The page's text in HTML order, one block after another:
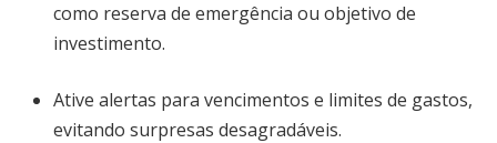
como reserva de emergência ou objetivo de
investimento.
Ative alertas para vencimentos e limites de gastos,
evitando surpresas desagradáveis.